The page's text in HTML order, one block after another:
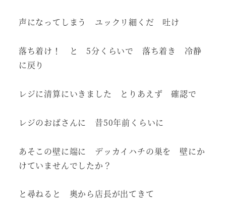
声になってしまう ユックリ細くだ 吐け
落ち着け！ と 5分くらいで 落ち着き 冷静
に戻り
レジに清算にいきました とりあえず 確認で
レジのおばさんに 昔50年前くらいに
あそこの壁に端に デッカイハチの巣を 壁にか
けていませんでしたか？
と尋ねると 奥から店長が出てきて